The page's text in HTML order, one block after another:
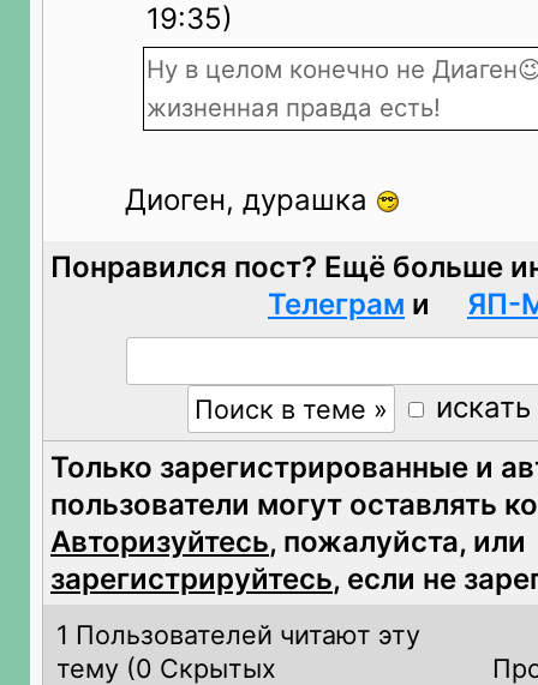
19:35)
Ну в целом конечно не
жизненная правда есть!
Диоген, дурашка
Понравился пост? Ещё больше
Телеграм и ЯП-
Только зарегистрированные и
пользователи могут оставлять
Авторизуйтесь, пожалуйста, или
зарегистрируйтесь, если не
1 Пользователей читают эту
тему (0 Скрытых